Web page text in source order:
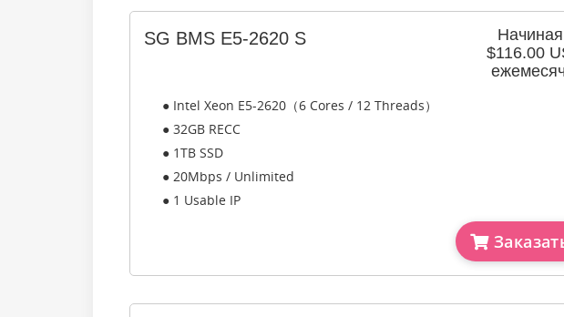
$116.00
SG BMS E5-2620 S
● Intel Xeon E5-2620（6 Cores / 12 Threads）
● 32GB RECC
● 1TB SSD
● 20Mbps / Unlimited
● 1 Usable IP